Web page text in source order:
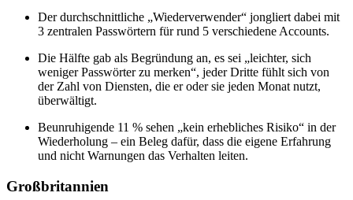
Der durchschnittliche „Wiederverwender“ jongliert dabei mit
3 zentralen Passwörtern für rund 5 verschiedene Accounts.
Die Hälfte gab als Begründung an, es sei „leichter, sich
weniger Passwörter zu merken“, jeder Dritte fühlt sich von
der Zahl von Diensten, die er oder sie jeden Monat nutzt,
überwältigt.
Beunruhigende 11 % sehen „kein erhebliches Risiko“ in der
Wiederholung – ein Beleg dafür, dass die eigene Erfahrung
und nicht Warnungen das Verhalten leiten.
Großbritannien